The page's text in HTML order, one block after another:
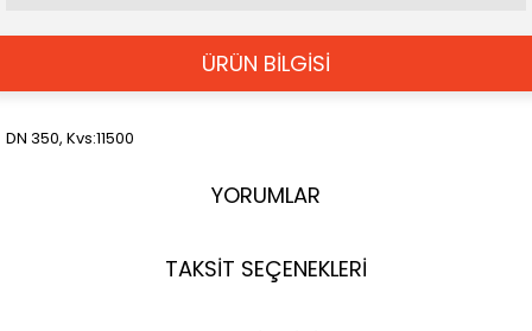
ÜRÜN BİLGİSİ
DN 350, Kvs:11500
YORUMLAR
TAKSİT SEÇENEKLERİ